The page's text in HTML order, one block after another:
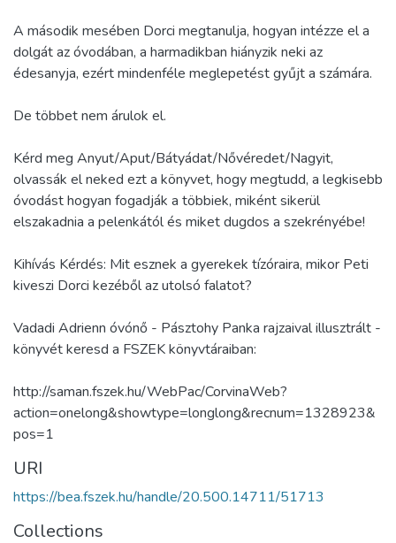
A második mesében Dorci megtanulja, hogyan intézze el a
dolgát az óvodában, a harmadikban hiányzik neki az
édesanyja, ezért mindenféle meglepetést gyűjt a számára.
De többet nem árulok el.
Kérd meg Anyut/Aput/Bátyádat/Nővéredet/Nagyit,
olvassák el neked ezt a könyvet, hogy megtudd, a legkisebb
óvodást hogyan fogadják a többiek, miként sikerül
elszakadnia a pelenkától és miket dugdos a szekrényébe!
Kihívás Kérdés: Mit esznek a gyerekek tízóraira, mikor Peti
kiveszi Dorci kezéből az utolsó falatot?
Vadadi Adrienn óvónő - Pásztohy Panka rajzaival illusztrált -
könyvét keresd a FSZEK könyvtáraiban:
http://saman.fszek.hu/WebPac/CorvinaWeb?
action=onelong&showtype=longlong&recnum=1328923&
pos=1
URI
https://bea.fszek.hu/handle/20.500.14711/51713
Collections